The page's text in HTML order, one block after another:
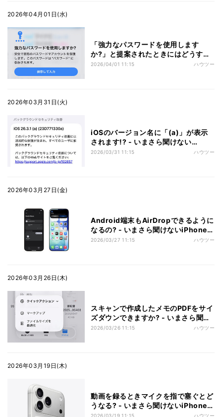
2026年04月01日(水)
「強力なパスワードを使用します
か?」と提案されたときにはどうすれ
ば? - いまさら聞けないiPhoneのなぜ
2026/04/01 11:15 ハウツー
2026年03月31日(火)
iOSのバージョン名に「(a)」が表示
されます!? - いまさら聞けない
iPhoneのなぜ
2026/03/31 11:15 ハウツー
2026年03月27日(金)
Android端末もAirDropできるように
なるの? - いまさら聞けないiPhoneの
なぜ
2026/03/27 11:15 ハウツー
2026年03月26日(木)
スキャンで作成したメモのPDFをサイ
ズダウンできますか? - いまさら聞け
ないiPhoneのなぜ
2026/03/26 11:15 ハウツー
2026年03月19日(木)
動画を録るときマイクを指で塞ぐとど
うなる? - いまさら聞けないiPhoneの
なぜ
2026/03/19 11:15 ハウツー